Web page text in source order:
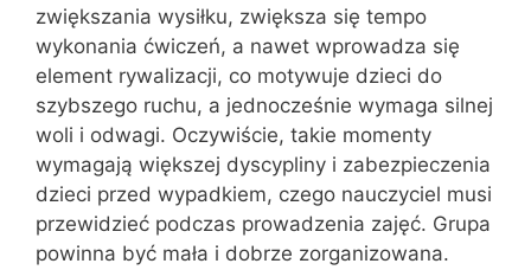
zwiększania wysiłku, zwiększa się tempo
wykonania ćwiczeń, a nawet wprowadza się
element rywalizacji, co motywuje dzieci do
szybszego ruchu, a jednocześnie wymaga silnej
woli i odwagi. Oczywiście, takie momenty
wymagają większej dyscypliny i zabezpieczenia
dzieci przed wypadkiem, czego nauczyciel musi
przewidzieć podczas prowadzenia zajęć. Grupa
powinna być mała i dobrze zorganizowana.